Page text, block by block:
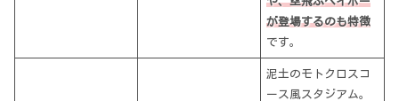
が登場するのも特徴
です​。
泥土のモトクロスコ
ース風スタジアム。